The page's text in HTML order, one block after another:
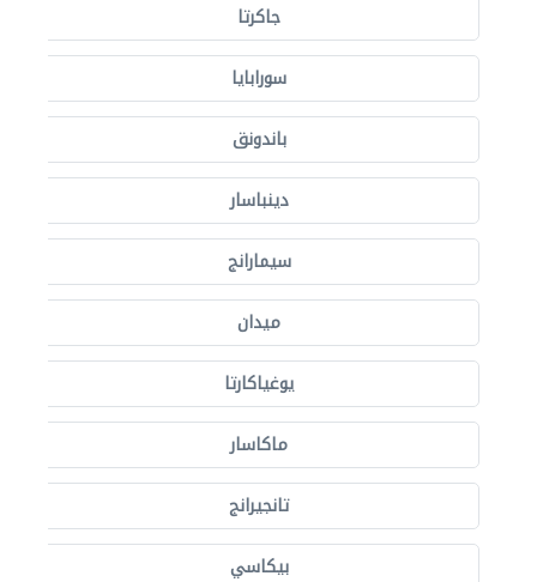
جاكرتا
سورابايا
باندونق
دينباسار
سيمارانج
ميدان
يوغياكارتا
ماكاسار
تانجيرانج
بيكاسي